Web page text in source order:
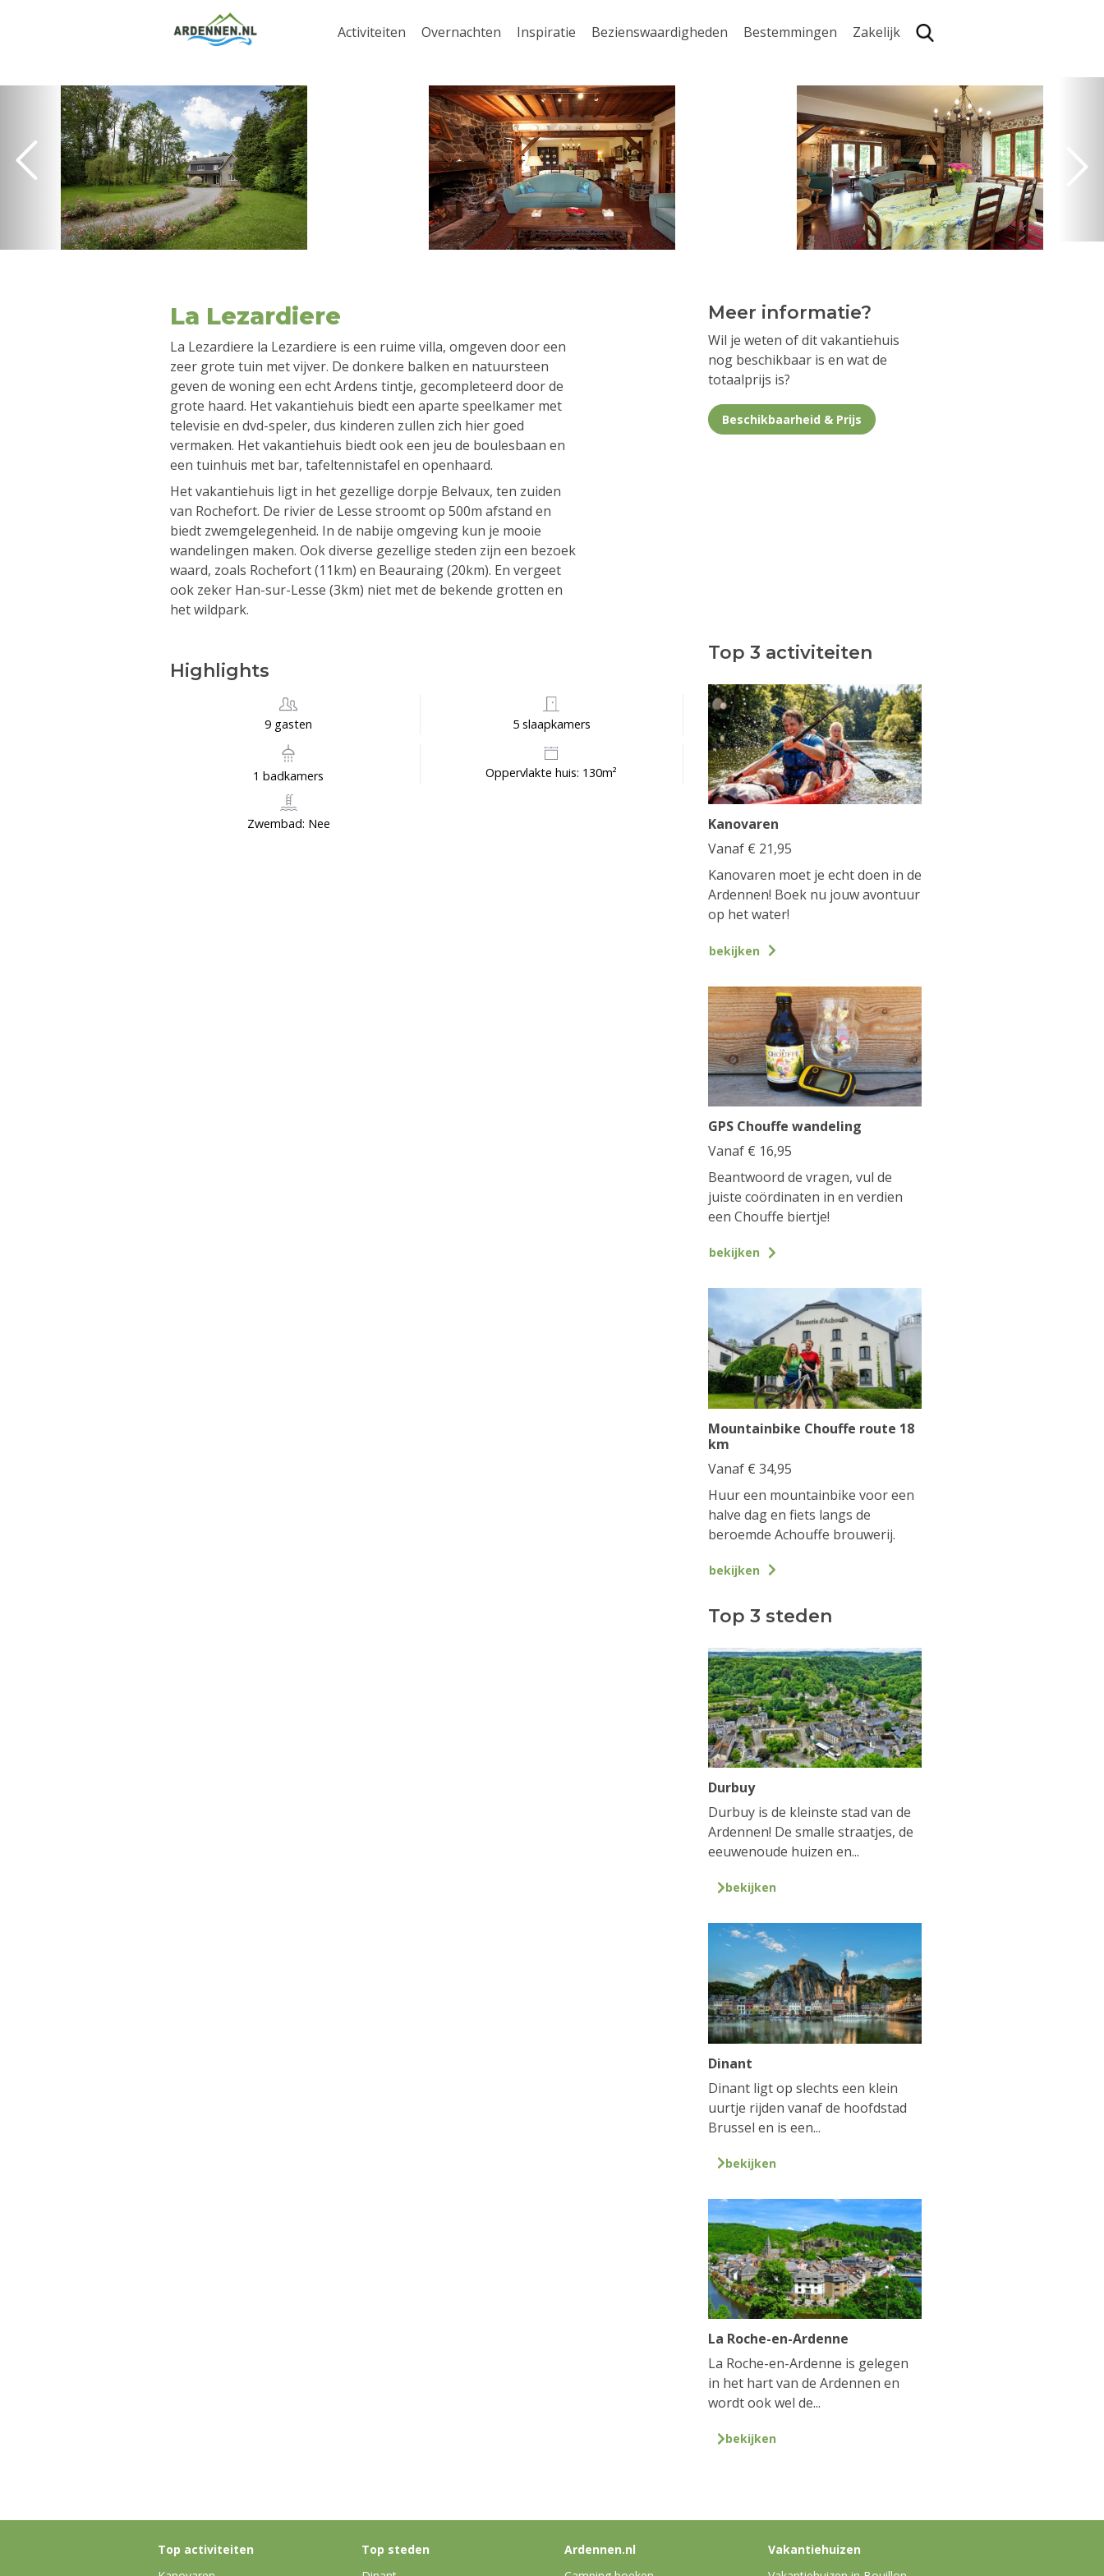
Activiteiten Overnachten Inspiratie Bezienswaardigheden Bestemmingen Zakelijk
La Lezardiere
La Lezardiere la Lezardiere is een ruime villa, omgeven door een
zeer grote tuin met vijver. De donkere balken en natuursteen
geven de woning een echt Ardens tintje, gecompleteerd door de
grote haard. Het vakantiehuis biedt een aparte speelkamer met
televisie en dvd-speler, dus kinderen zullen zich hier goed
vermaken. Het vakantiehuis biedt ook een jeu de boulesbaan en
een tuinhuis met bar, tafeltennistafel en openhaard.
Het vakantiehuis ligt in het gezellige dorpje Belvaux, ten zuiden
van Rochefort. De rivier de Lesse stroomt op 500m afstand en
biedt zwemgelegenheid. In de nabije omgeving kun je mooie
wandelingen maken. Ook diverse gezellige steden zijn een bezoek
waard, zoals Rochefort (11km) en Beauraing (20km). En vergeet
ook zeker Han-sur-Lesse (3km) niet met de bekende grotten en
het wildpark.
Highlights
9 gasten 5 slaapkamers
1 badkamers Oppervlakte huis: 130m²
Zwembad: Nee
Meer informatie?
Wil je weten of dit vakantiehuis
nog beschikbaar is en wat de
totaalprijs is?
Beschikbaarheid & Prijs
Top 3 activiteiten
Kanovaren
Vanaf € 21,95
Kanovaren moet je echt doen in de
Ardennen! Boek nu jouw avontuur
op het water!
bekijken
GPS Chouffe wandeling
Vanaf € 16,95
Beantwoord de vragen, vul de
juiste coördinaten in en verdien
een Chouffe biertje!
bekijken
Mountainbike Chouffe route 18
km
Vanaf € 34,95
Huur een mountainbike voor een
halve dag en fiets langs de
beroemde Achouffe brouwerij.
bekijken
Top 3 steden
Durbuy
Durbuy is de kleinste stad van de
Ardennen! De smalle straatjes, de
eeuwenoude huizen en...
bekijken
Dinant
Dinant ligt op slechts een klein
uurtje rijden vanaf de hoofdstad
Brussel en is een...
bekijken
La Roche-en-Ardenne
La Roche-en-Ardenne is gelegen
in het hart van de Ardennen en
wordt ook wel de...
bekijken
Top activiteiten
Top steden
Ardennen.nl
Vakantiehuizen